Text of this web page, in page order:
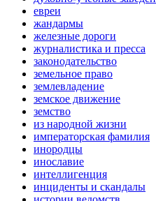
евреи
жандармы
железные дороги
журналистика и пресса
законодательство
земельное право
землевладение
земское движение
земство
из народной жизни
императорская фамилия
инородцы
инославие
интеллигенция
инциденты и скандалы